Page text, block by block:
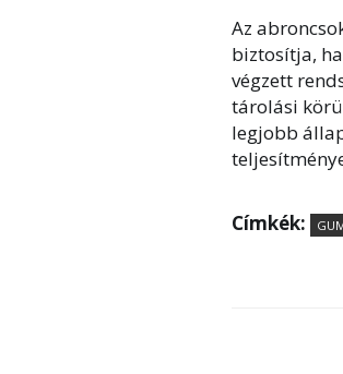
Az
biztosítja,
végzett
tárolási
legjobb
Címkék: